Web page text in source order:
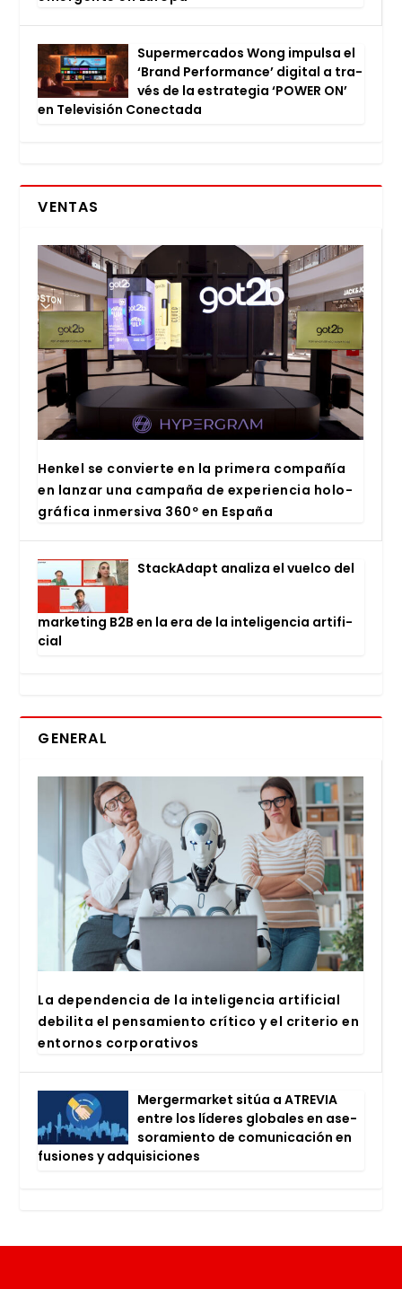
Super­mer­ca­dos Wong impul­sa el
‘Brand Per­for­man­ce’ digi­tal a tra­
vés de la estra­te­gia ‘POWER ON’
en Tele­vi­sión Conec­ta­da
VENTAS
Hen­kel se con­vier­te en la pri­me­ra com­pa­ñía
en lan­zar una cam­pa­ña de expe­rien­cia holo­
grá­fi­ca inmer­si­va 360º en Espa­ña
Stac­kA­dapt ana­li­za el vuel­co del
mar­ke­ting B2B en la era de la inte­li­gen­cia arti­fi­
cial
GENERAL
La depen­den­cia de la inte­li­gen­cia arti­fi­cial
debi­li­ta el pen­sa­mien­to crí­ti­co y el cri­te­rio en
entor­nos cor­po­ra­ti­vos
Mer­ger­mar­ket sitúa a ATRE­VIA
entre los líde­res glo­ba­les en ase­
so­ra­mien­to de comu­ni­ca­ción en
fusio­nes y adqui­si­cio­nes